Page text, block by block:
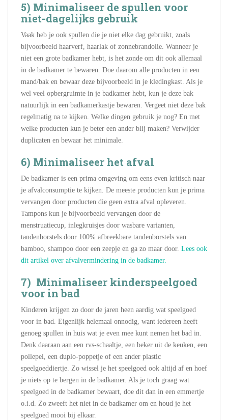
5) Minimaliseer de spullen voor
niet-dagelijks gebruik
Vaak heb je ook spullen die je niet elke dag gebruikt, zoals
bijvoorbeeld haarverf, haarlak of zonnebrandolie. Wanneer je
niet een grote badkamer hebt, is het zonde om dit ook allemaal
in de badkamer te bewaren. Doe daarom alle producten in een
mand/bak en bewaar deze bijvoorbeeld in je kledingkast. Als je
wel veel opbergruimte in je badkamer hebt, kun je deze bak
natuurlijk in een badkamerkastje bewaren. Vergeet niet deze bak
regelmatig na te kijken. Welke dingen gebruik je nog? En met
welke producten kun je beter een ander blij maken? Verwijder
duplicaten en bewaar het minimale.
6) Minimaliseer het afval
De badkamer is een prima omgeving om eens even kritisch naar
je afvalconsumptie te kijken. De meeste producten kun je prima
vervangen door producten die geen extra afval opleveren.
Tampons kun je bijvoorbeeld vervangen door de
menstruatiecup, inlegkruisjes door wasbare varianten,
tandenborstels door 100% afbreekbare tandenborstels van
bamboo, shampoo door een zeepje en ga zo maar door. Lees ook
dit artikel over afvalvermindering in de badkamer.
7) Minimaliseer kinderspeelgoed
voor in bad
Kinderen krijgen zo door de jaren heen aardig wat speelgoed
voor in bad. Eigenlijk helemaal onnodig, want iedereen heeft
genoeg spullen in huis wat je even mee kunt nemen het bad in.
Denk daaraan aan een rvs-schaaltje, een beker uit de keuken, een
pollepel, een duplo-poppetje of een ander plastic
speelgoeddiertje. Zo wissel je het speelgoed ook altijd af en hoef
je niets op te bergen in de badkamer. Als je toch graag wat
speelgoed in de badkamer bewaart, doe dit dan in een emmertje
o.i.d. Zo zweeft het niet in de badkamer om en houd je het
speelgoed mooi bij elkaar.